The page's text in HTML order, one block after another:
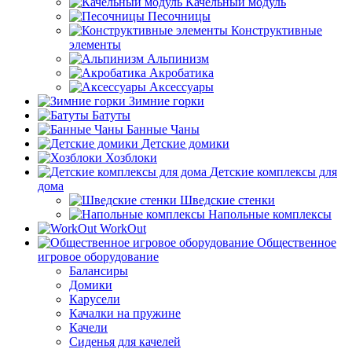
Песочницы
Конструктивные
элементы
Альпинизм
Акробатика
Аксессуары
Зимние горки
Батуты
Банные Чаны
Детские домики
Хозблоки
Детские комплексы для
дома
Шведские стенки
Напольные комплексы
WorkOut
Общественное
игровое оборудование
Балансиры
Домики
Карусели
Качалки на пружине
Качели
Сиденья для качелей